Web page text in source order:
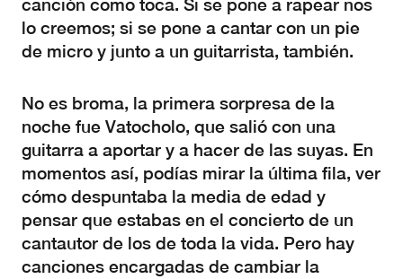
canción como toca. Si se pone a rapear nos
lo creemos; si se pone a cantar con un pie
de micro y junto a un guitarrista, también.
No es broma, la primera sorpresa de la
noche fue Vatocholo, que salió con una
guitarra a aportar y a hacer de las suyas. En
momentos así, podías mirar la última fila, ver
cómo despuntaba la media de edad y
pensar que estabas en el concierto de un
cantautor de los de toda la vida. Pero hay
canciones encargadas de cambiar la